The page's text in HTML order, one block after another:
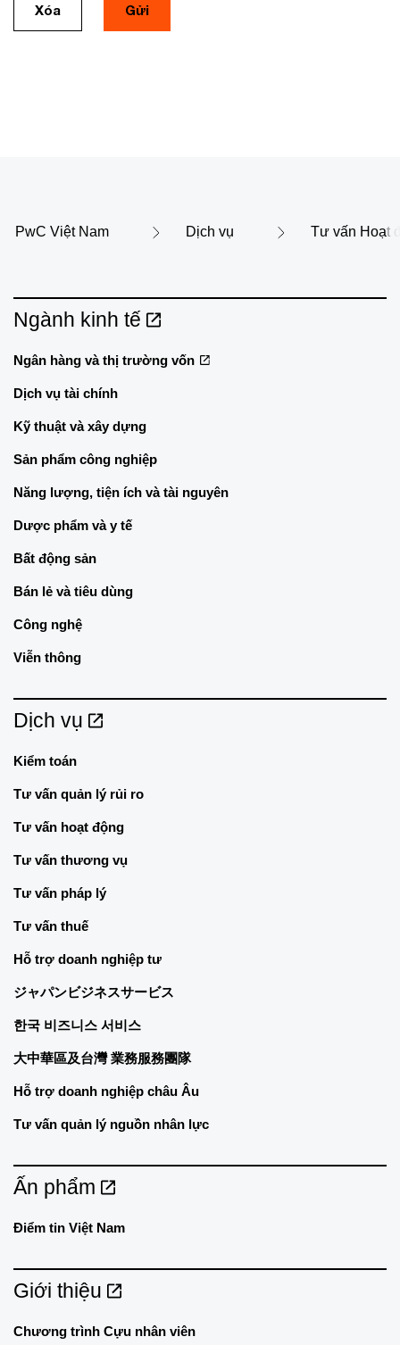
Xóa Gửi
PwC Việt Nam Dịch vụ Tư vấn Hoạt
Ngành kinh tế
Ngân hàng và thị trường vốn
Dịch vụ tài chính
Kỹ thuật và xây dựng
Sản phẩm công nghiệp
Năng lượng, tiện ích và tài nguyên
Dược phẩm và y tế
Bất động sản
Bán lẻ và tiêu dùng
Công nghệ
Viễn thông
Dịch vụ
Kiểm toán
Tư vấn quản lý rủi ro
Tư vấn hoạt động
Tư vấn thương vụ
Tư vấn pháp lý
Tư vấn thuế
Hỗ trợ doanh nghiệp tư
ジャパンビジネスサービス
한국 비즈니스 서비스
大中華區及台灣 業務服務團隊
Hỗ trợ doanh nghiệp châu Âu
Tư vấn quản lý nguồn nhân lực
Ấn phẩm
Điểm tin Việt Nam
Giới thiệu
Chương trình Cựu nhân viên